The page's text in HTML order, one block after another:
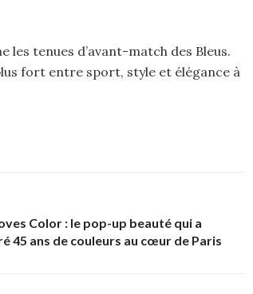
les tenues d’avant-match des Bleus.
fort entre sport, style et élégance à
Color : le pop-up beauté qui a
45 ans de couleurs au cœur de Paris